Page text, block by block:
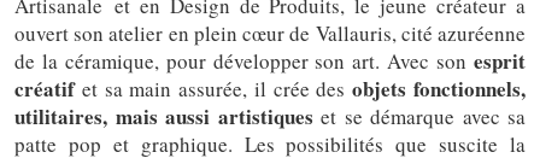
Artisanale et en Design de Produits, le jeune créateur a
ouvert son atelier en plein cœur de Vallauris, cité azuréenne
de la céramique, pour développer son art. Avec son esprit
créatifet sa main assurée, il crée desobjets fonctionnels,
utilitaires, mais aussi artistiques et se démarque avec sa
patte pop et graphique. Les possibilités que suscite la